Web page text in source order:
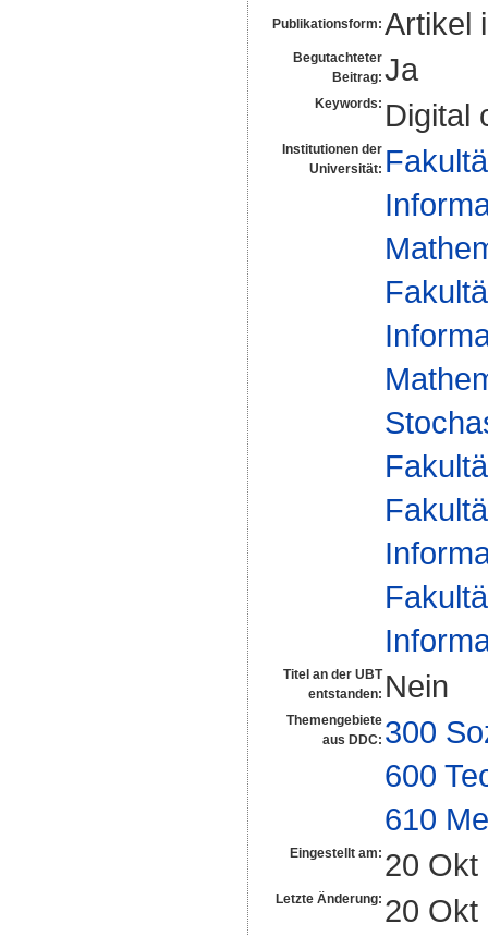
Publikationsform: Artikel
Begutachteter
Beitrag: Ja
Keywords: Digital
Institutionen der
Universität:
Titel an der UBT
entstanden: Nein
Themengebiete
aus DDC: 300
600
610
Eingestellt am: 20 Okt
Letzte Änderung: 20 Okt